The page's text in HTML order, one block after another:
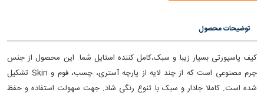
توضیحات محصول
کیف پاسپورتی بسیار زیبا و سبک،کامل کننده استایل شما. این محصول از جنس
چرم مصنوعی است که از چند لایه از پارچه آستری، چسب، فوم و Skin تشکیل
شده است. کاملا جادار و سبک با تنوع رنگی شاد. جهت سهولت استفاده و حفظ